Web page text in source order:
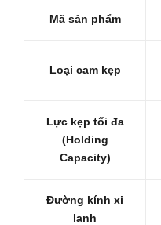
Mã sản phẩm
Loại cam kẹp
Lực kẹp tối đa
(Holding
Capacity)
Đường kính xi
lanh